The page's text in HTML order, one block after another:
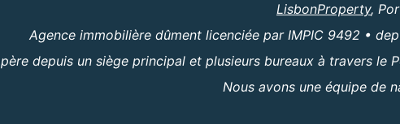
LisbonProperty,
Agence immobilière dûment licenciée par IMPIC 9492 •
depuis un siège principal et plusieurs bureaux à travers
Nous avons une équipe de